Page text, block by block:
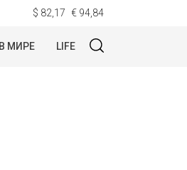
$ 82,17 € 94,84
В МИРЕ LIFE